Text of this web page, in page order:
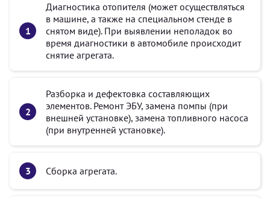
Диагностика отопителя (может осуществляться
в машине, а также на специальном стенде в
снятом виде). При выявлении неполадок во
время диагностики в автомобиле происходит
снятие агрегата.
Разборка и дефектовка составляющих
элементов. Ремонт ЭБУ, замена помпы (при
внешней установке), замена топливного насоса
(при внутренней установке).
Сборка агрегата.